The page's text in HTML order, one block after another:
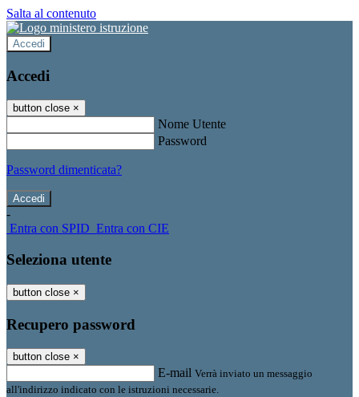
Salta al contenuto
Accedi
Accedi
button close ×
Nome Utente
Password
Password dimenticata?
-
Entra con SPID Entra con CIE
Seleziona utente
button close ×
Recupero password
button close ×
E-mail Verrà inviato un messaggio
all'indirizzo indicato con le istruzioni necessarie.